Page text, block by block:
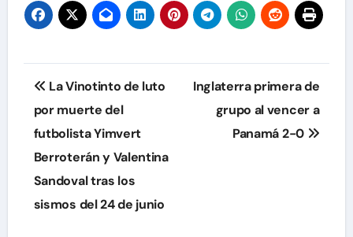
Navegación
de
entradas
La Vinotinto de luto
por muerte del
futbolista Yimvert
Berroterán y Valentina
Sandoval tras los
sismos del 24 de junio
Inglaterra primera de
grupo al vencer a
Panamá 2-0